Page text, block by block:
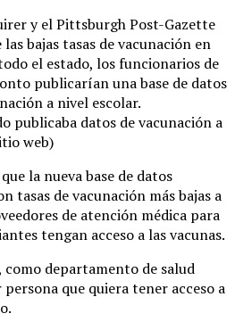
y el Pittsburgh Post-Gazette
bajas tasas de vacunación en
el estado, los funcionarios de
publicarían una base de datos
a nivel escolar.
publicaba datos de vacunación a
web)
la nueva base de datos
tasas de vacunación más bajas a
de atención médica para
tengan acceso a las vacunas.
como departamento de salud
que quiera tener acceso a